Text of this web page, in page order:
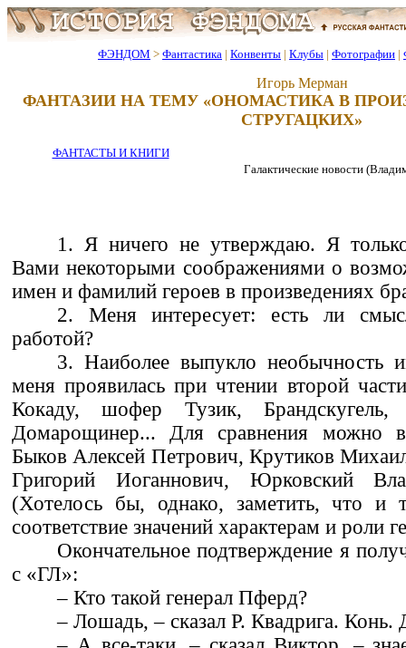
ФЭНДОМ > Фантастика | Конвенты | Клубы | Фотографии |
Игорь Мерман
ФАНТАЗИИ НА ТЕМУ «ОНОМАСТИКА В
СТРУГАЦКИХ»
ФАНТАСТЫ И КНИГИ
Галактические новости
1. Я ничего не утверждаю. Я
Вами некоторыми соображениями о
имен и фамилий героев в произведениях
2. Меня интересует: есть ли
работой?
3. Наиболее выпукло необычность
меня проявилась при чтении второй
Кокаду, шофер Тузик, Брандскугель,
Домарощинер... Для сравнения можно
Быков Алексей Петрович, Крутиков
Григорий Иоганнович, Юрковский
(Хотелось бы, однако, заметить, что и
соответствие значений характерам и роли
Окончательное подтверждение я
с «ГЛ»:
– Кто такой генерал Пферд?
– Лошадь, – сказал Р. Квадрига.